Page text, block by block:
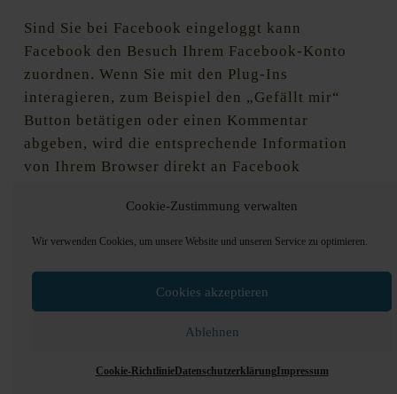
Cookie-Zustimmung verwalten
Wir verwenden Cookies, um unsere Website und unseren Service zu optimieren.
Cookies akzeptieren
Ablehnen
Cookie-RichtlinieDatenschutzerklärung Impressum
Sind Sie bei Facebook eingeloggt kann
Facebook den Besuch Ihrem Facebook-Konto
zuordnen. Wenn Sie mit den Plug-Ins
interagieren, zum Beispiel den „Gefällt mir“
Button betätigen oder einen Kommentar
abgeben, wird die entsprechende Information
von Ihrem Browser direkt an Facebook
Ihren Facebook-Einstellungen Ihren Facebook-
Kontakten mitgeteilt. Wenn Sie dies nicht
Buttons) aus.
Facebook speichert Ihre Daten als
Nutzungsprofile und nutzt diese für Zwecke der